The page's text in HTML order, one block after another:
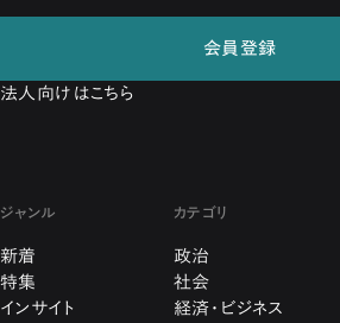
会員登録
法人向けはこちら
ジャンル
新着
特集
インサイト
カテゴリ
政治
社会
経済・ビジネス